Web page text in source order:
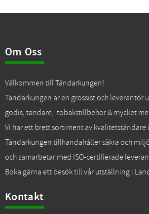
Om Oss
Välkommen till Tändarkungen!
Tändarkungen är en grossist och leverantör
godis, tändare, tobakstillbehör & mycket
Vi har ett brett sortiment av kvalitetständare
Tändarkungen tillhandahåller säkra och
och samarbetar med ISO-certifierade
Boka gärna ett besök till vår utställning i
Kontakt